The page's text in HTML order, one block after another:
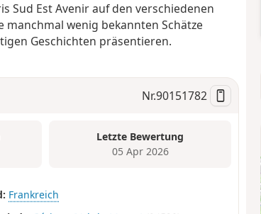
Sud Est Avenir auf den verschiedenen
wenig bekannten Schätze
Geschichten präsentieren.
Nr.90151782
Letzte Bewertung
05 Apr 2026
Frankreich